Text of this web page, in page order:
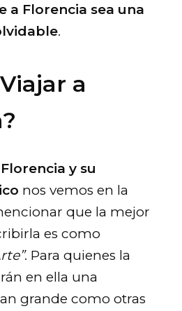
a Florencia sea una
.
a
Florencia y su
nos vemos en la
que la mejor
es como
. Para quienes la
en ella una
grande como otras